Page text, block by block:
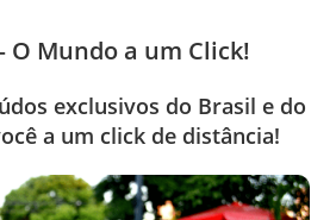
O Mundo a um Click!
exclusivos do Brasil e do
a um click de distância!